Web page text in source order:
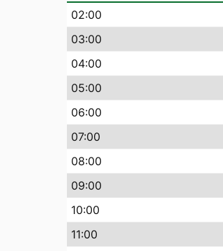
02:00
03:00
04:00
05:00
06:00
07:00
08:00
09:00
10:00
11:00